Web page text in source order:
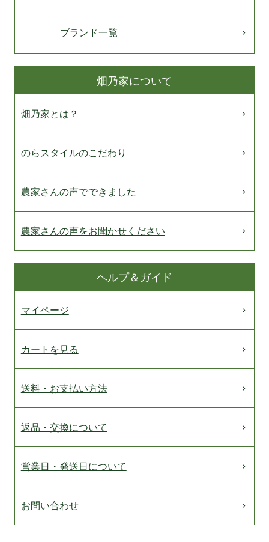
ブランド一覧
畑乃家について
畑乃家とは？
のらスタイルのこだわり
農家さんの声でできました
農家さんの声をお聞かせください
ヘルプ＆ガイド
マイページ
カートを見る
送料・お支払い方法
返品・交換について
営業日・発送日について
お問い合わせ